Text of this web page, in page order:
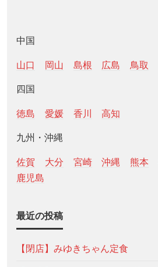
中国
山口 岡山 島根 広島 鳥取
四国
徳島 愛媛 香川 高知
九州・沖縄
佐賀 大分 宮崎 沖縄 熊本
鹿児島
最近の投稿
【閉店】みゆきちゃん定食